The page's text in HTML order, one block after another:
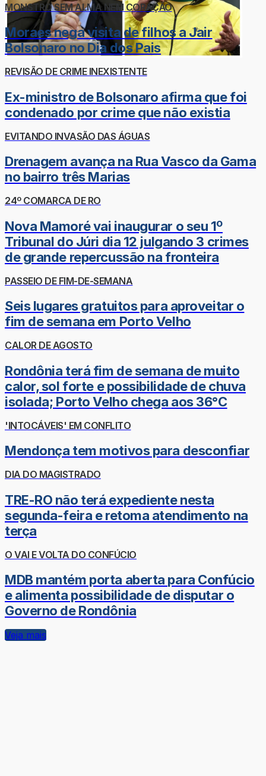
MONSTRO SEM ALMA NEM CORAÇÃO
Moraes nega visita de filhos a Jair
Bolsonaro no Dia dos Pais
REVISÃO DE CRIME INEXISTENTE
Ex-ministro de Bolsonaro afirma que foi
condenado por crime que não existia
EVITANDO INVASÃO DAS ÁGUAS
Drenagem avança na Rua Vasco da Gama
no bairro três Marias
24º COMARCA DE RO
Nova Mamoré vai inaugurar o seu 1º
Tribunal do Júri dia 12 julgando 3 crimes
de grande repercussão na fronteira
PASSEIO DE FIM-DE-SEMANA
Seis lugares gratuitos para aproveitar o
fim de semana em Porto Velho
CALOR DE AGOSTO
Rondônia terá fim de semana de muito
calor, sol forte e possibilidade de chuva
isolada; Porto Velho chega aos 36°C
'INTOCÁVEIS' EM CONFLITO
Mendonça tem motivos para desconfiar
DIA DO MAGISTRADO
TRE-RO não terá expediente nesta
segunda-feira e retoma atendimento na
terça
O VAI E VOLTA DO CONFÚCIO
MDB mantém porta aberta para Confúcio
e alimenta possibilidade de disputar o
Governo de Rondônia
Veja mais